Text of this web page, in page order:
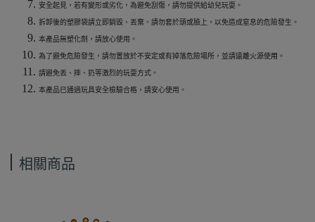
安全起見，若有變形或劣化，為避免刮傷，請勿提供給幼兒玩耍。
拆卸後的塑膠袋請立即銷毀、丟棄。請勿套於頭或臉上，以免造成窒息的危險發生。
本產品無塑化劑，請放心使用。
為了避免危險發生，請勿置放於不安定或有掉落危險場所，並請遠離火源使用。
請避免丟、摔、扔等激烈的玩耍方式。
本產品已通過玩具安全檢驗合格，請安心使用。
相關商品